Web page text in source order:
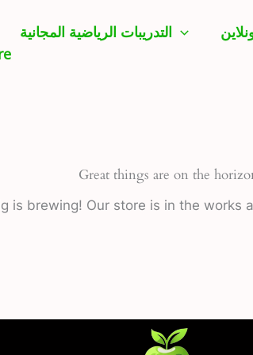
التدريبات الرياضية المجانية
Great things are on the
is brewing! Our store is in the works